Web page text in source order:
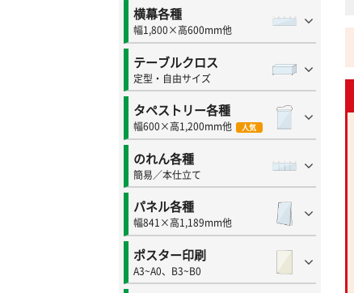
横幕各種
幅1,800×高600mm他
テーブルクロス
定型・自由サイズ
タペストリー各種
幅600×高1,200mm他 人気
のれん各種
簡易／本仕立て
パネル各種
幅841×高1,189mm他
ポスター印刷
A3~A0、B3~B0